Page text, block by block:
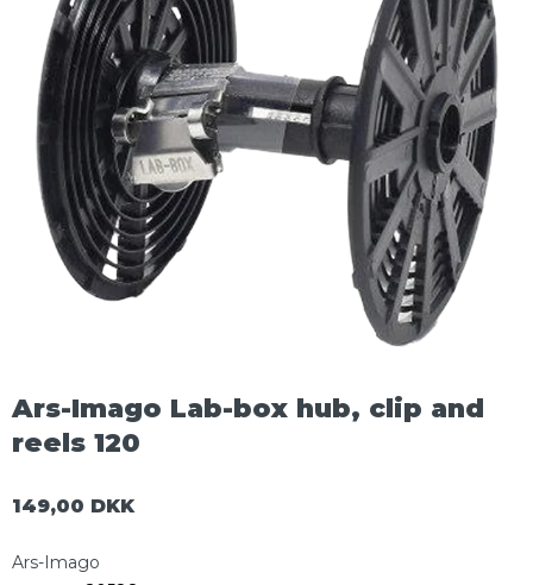
Ars-Imago Lab-box hub, clip and
reels 120
149,00 DKK
Ars-Imago